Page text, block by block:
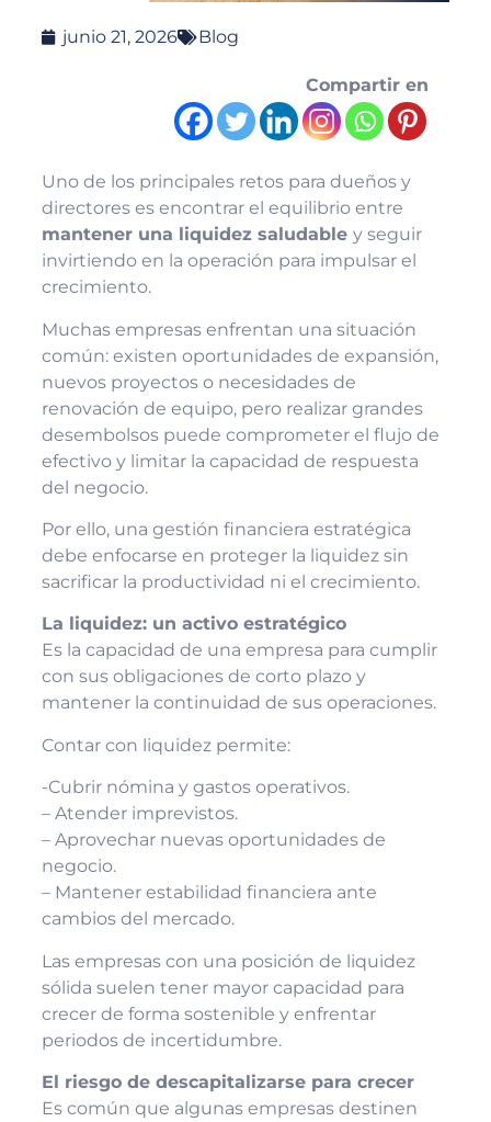
junio 21, 2026 Blog
Compartir en
Uno de los principales retos para dueños y
directores es encontrar el equilibrio entre
mantener una liquidez saludable y seguir
invirtiendo en la operación para impulsar el
crecimiento.
Muchas empresas enfrentan una situación
común: existen oportunidades de expansión,
nuevos proyectos o necesidades de
renovación de equipo, pero realizar grandes
desembolsos puede comprometer el flujo de
efectivo y limitar la capacidad de respuesta
del negocio.
Por ello, una gestión financiera estratégica
debe enfocarse en proteger la liquidez sin
sacrificar la productividad ni el crecimiento.
La liquidez: un activo estratégico
Es la capacidad de una empresa para cumplir
con sus obligaciones de corto plazo y
mantener la continuidad de sus operaciones.
Contar con liquidez permite:
-Cubrir nómina y gastos operativos.
– Atender imprevistos.
– Aprovechar nuevas oportunidades de
negocio.
– Mantener estabilidad financiera ante
cambios del mercado.
Las empresas con una posición de liquidez
sólida suelen tener mayor capacidad para
crecer de forma sostenible y enfrentar
periodos de incertidumbre.
El riesgo de descapitalizarse para crecer
Es común que algunas empresas destinen